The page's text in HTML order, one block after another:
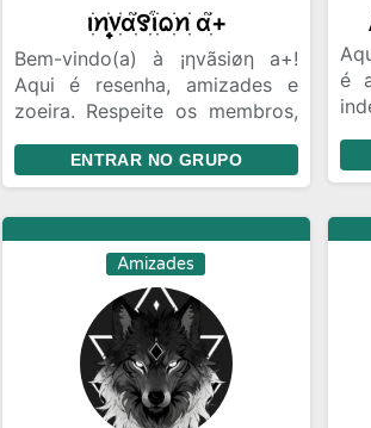
ꪱׁׅꪀׁׅ᥎꫶ׁׅɑׁׅ֮꯱ׁׅ֒ꪱׁׅᨵׁׅꪀׁׅ ɑׁׅ֮+
Bem-vindo(a) à ¡ηvãsiøη a+!
Aqui é resenha, amizades e
zoeira. Respeite os membros,
invasão. 🖤ENTRAR NO GRUPO
é
Amizades